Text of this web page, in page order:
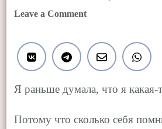
Leave a Commenton
раньше
думала,
я
то
Я раньше думала, что я какая-
Потому что сколько себя